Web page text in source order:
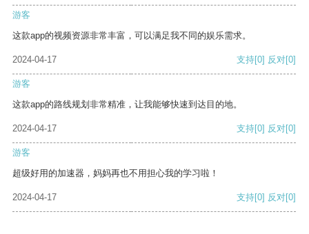
游客
这款app的视频资源非常丰富，可以满足我不同的娱乐需求。
2024-04-17 支持[0] 反对[0]
游客
这款app的路线规划非常精准，让我能够快速到达目的地。
2024-04-17 支持[0] 反对[0]
游客
超级好用的加速器，妈妈再也不用担心我的学习啦！
2024-04-17 支持[0] 反对[0]